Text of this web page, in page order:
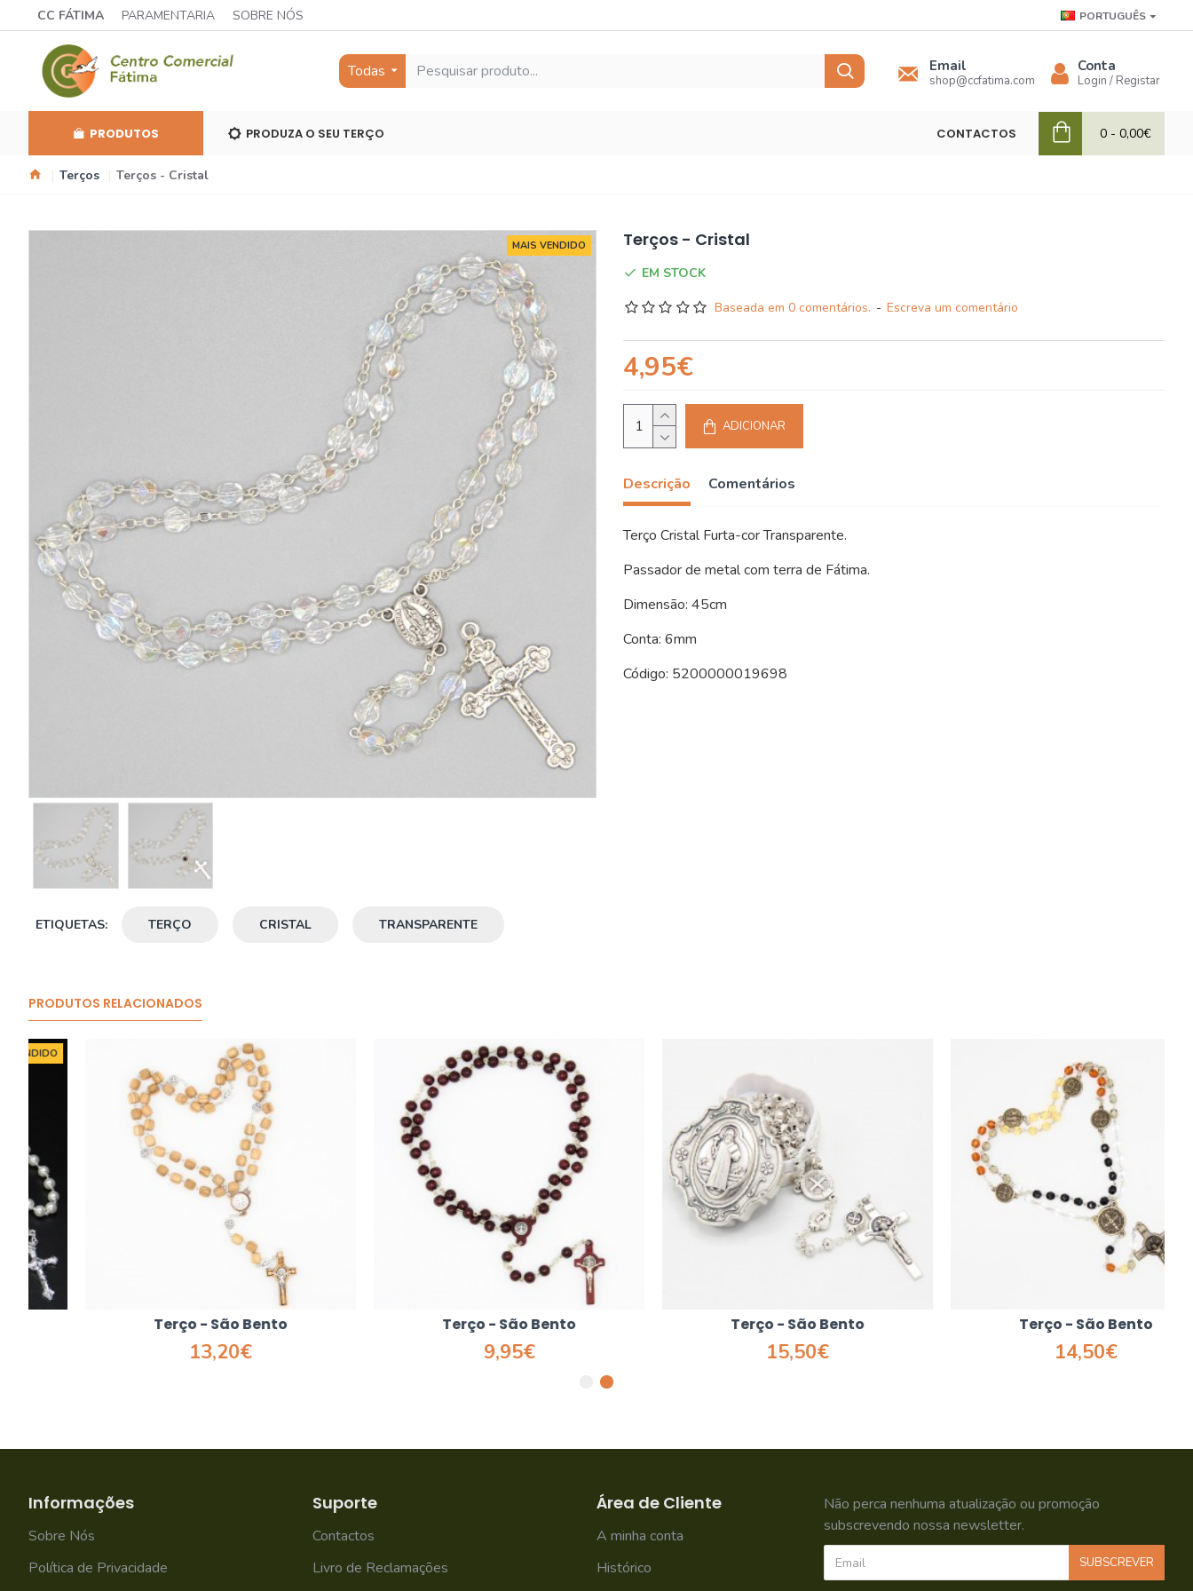
CC FÁTIMA PARAMENTARIA SOBRE NÓS PORTUGUÊS
Todas Email
shop@ccfatima.com
Conta
Login / Registar
PRODUTOS PRODUZA O SEU TERÇO CONTACTOS 0 - 0,00€
Terços Terços - Cristal
MAIS VENDIDO
ETIQUETAS: TERÇO CRISTAL TRANSPARENTE
Terços - Cristal
EM STOCK
Baseada em 0 comentários. - Escreva um comentário
4,95€
ADICIONAR
Descrição Comentários
Terço Cristal Furta-cor Transparente.
Passador de metal com terra de Fátima.
Dimensão: 45cm
Conta: 6mm
Código: 5200000019698
PRODUTOS RELACIONADOS
Terço - São Bento
13,20€
Terço - São Bento Terço - São Bento
15,50€
Terço - São Bento
14,50€
Informações
Sobre Nós
Política de Privacidade
Suporte
Contactos
Livro de Reclamações
Área de Cliente
A minha conta
Histórico
Não perca nenhuma atualização ou promoção
subscrevendo nossa newsletter.
SUBSCREVER